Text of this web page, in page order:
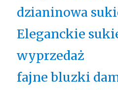
dzianinowa
Eleganckie
wyprzedaż
fajne bluzki